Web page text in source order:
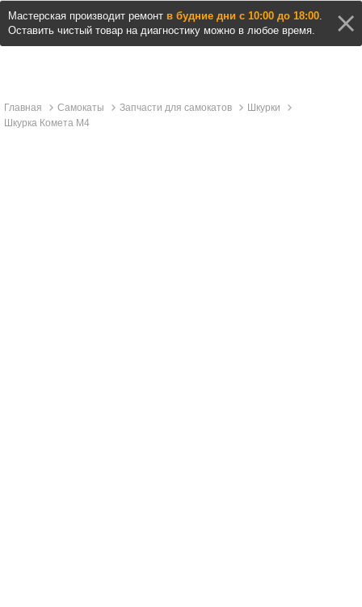
Мастерская производит ремонт в будние дни с 10:00 до 18:00.
Оставить чистый товар на диагностику можно в любое время.
Главная Самокаты Запчасти для самокатов
Шкурки
Шкурка Комета М4